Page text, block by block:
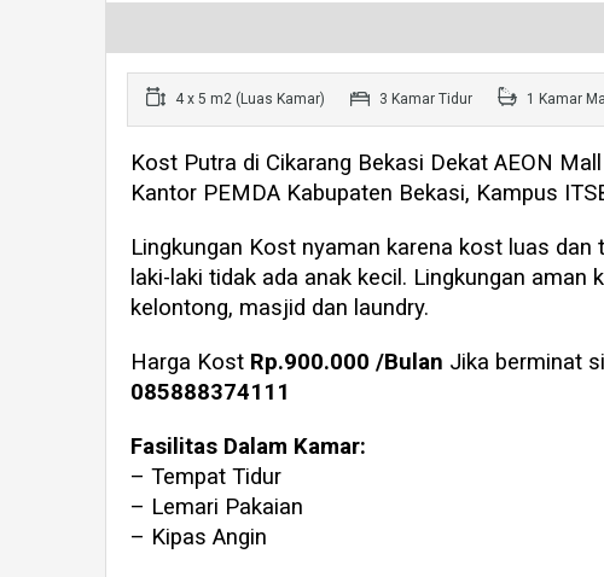
4 x 5 m2 (Luas Kamar) 3 Kamar Tidur 1 Kamar
Kost Putra di Cikarang Bekasi Dekat AEON
Kantor PEMDA Kabupaten Bekasi, Kampus
Lingkungan Kost nyaman karena kost luas
laki-laki tidak ada anak kecil. Lingkungan aman
kelontong, masjid dan laundry.
Harga Kost Rp.900.000 /Bulan Jika berminat
085888374111
Fasilitas Dalam Kamar:
– Tempat Tidur
– Lemari Pakaian
– Kipas Angin